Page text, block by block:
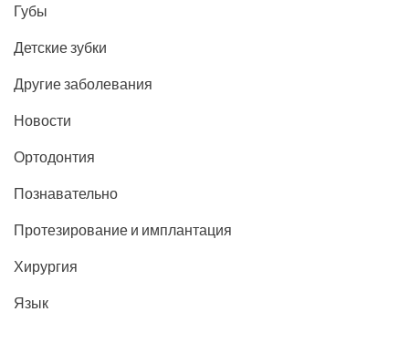
Губы
Детские зубки
Другие заболевания
Новости
Ортодонтия
Познавательно
Протезирование и имплантация
Хирургия
Язык